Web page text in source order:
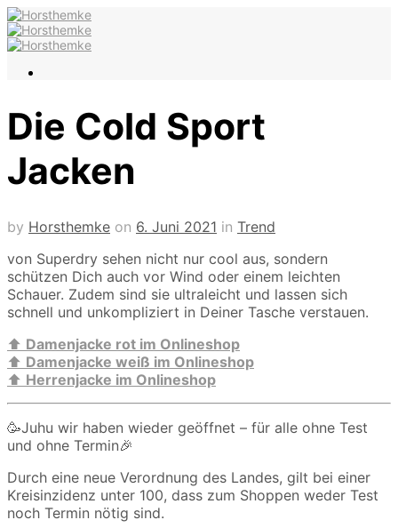
Die Cold Sport
Jacken
by Horsthemke on 6. Juni 2021 in Trend
von Superdry sehen nicht nur cool aus, sondern
schützen Dich auch vor Wind oder einem leichten
Schauer. Zudem sind sie ultraleicht und lassen sich
schnell und unkompliziert in Deiner Tasche verstauen.
⬆️ Damenjacke rot im Onlineshop
⬆️ Damenjacke weiß im Onlineshop
⬆️ Herrenjacke im Onlineshop
🥳Juhu wir haben wieder geöffnet – für alle ohne Test
und ohne Termin🎉
Durch eine neue Verordnung des Landes, gilt bei einer
Kreisinzidenz unter 100, dass zum Shoppen weder Test
noch Termin nötig sind.